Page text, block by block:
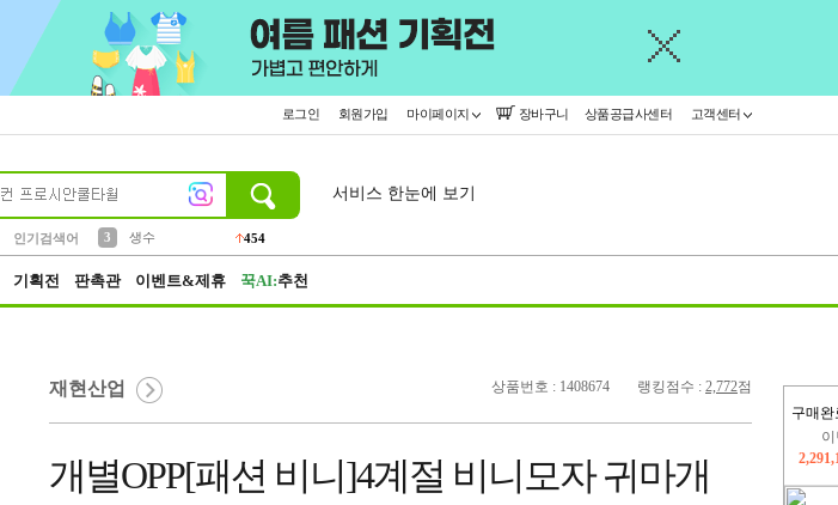
로그인 회원가입 마이페이지 장바구니 상품공급사센터 고객센터
인기검색어
4
등산
152
서비스 한눈에 보기
기획전 판촉관 이벤트&제휴 꾹AI:추천
구매완
상품번호 : 1408674 랭킹점수 : 2,772점
재현산업
개별OPP[패션 비니]4계절 비니모자 귀마개